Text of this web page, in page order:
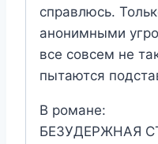
справлюсь.
анонимными
все совсем не
пытаются
В романе:
БЕЗУДЕРЖНАЯ